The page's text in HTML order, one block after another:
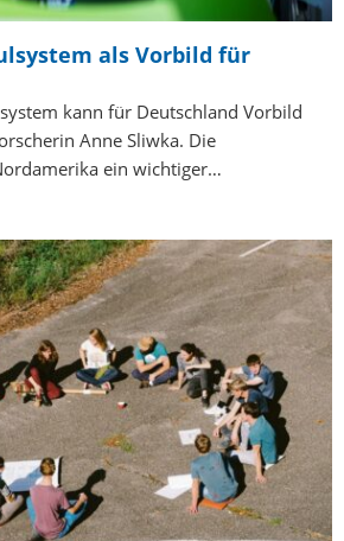
als Vorbild für
kann für Deutschland Vorbild
Anne Sliwka. Die
ein wichtiger…